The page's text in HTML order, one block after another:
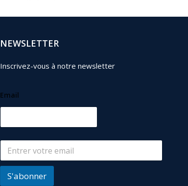
NEWSLETTER
Inscrivez-vous à notre newsletter
Email
S'abonner